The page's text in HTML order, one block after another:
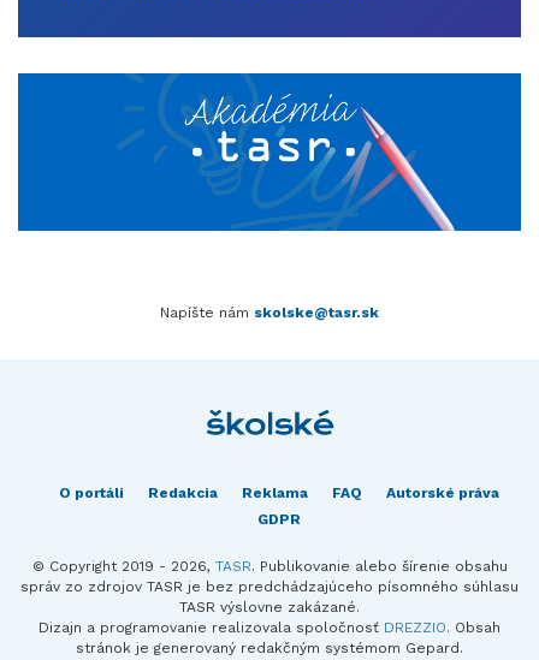
Napíšte nám skolske@tasr.sk
O portáli Redakcia Reklama FAQ
Autorské práva
GDPR
© Copyright 2019 - 2026, TASR. Publikovanie alebo šírenie obsahu
správ zo zdrojov TASR je bez predchádzajúceho písomného súhlasu
TASR výslovne zakázané.
Dizajn a programovanie realizovala spoločnosť DREZZIO. Obsah
stránok je generovaný redakčným systémom Gepard.